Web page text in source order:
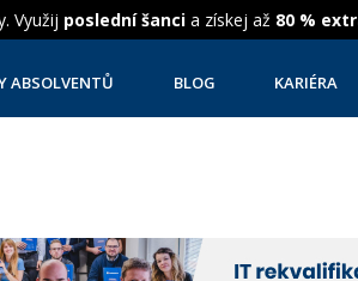
Využij poslední šanci a získej až 80 %
ABSOLVENTŮ BLOG KARIÉRA